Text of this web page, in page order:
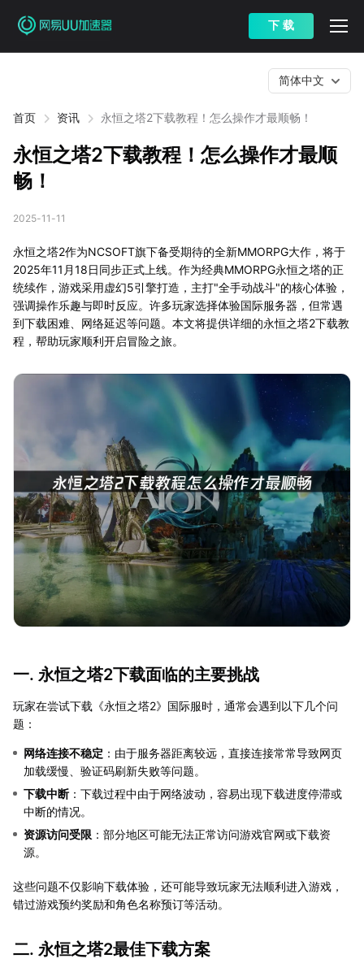
下 载
首页 资讯 永恒之塔2下载教程！怎么操作才最顺畅！
简体中文
永恒之塔2下载教程！怎么操作才最顺
畅！
2025-11-11
永恒之塔2作为NCSOFT旗下备受期待的全新MMORPG大作，将于
2025年11月18日同步正式上线。作为经典MMORPG永恒之塔的正
统续作，游戏采用虚幻5引擎打造，主打"全手动战斗"的核心体验，
强调操作乐趣与即时反应。许多玩家选择体验国际服务器，但常遇
到下载困难、网络延迟等问题。本文将提供详细的永恒之塔2下载教
程，帮助玩家顺利开启冒险之旅。
一. 永恒之塔2下载面临的主要挑战
玩家在尝试下载《永恒之塔2》国际服时，通常会遇到以下几个问
题：
网络连接不稳定 ：由于服务器距离较远，直接连接常常导致网页
加载缓慢、验证码刷新失败等问题。
下载中断 ：下载过程中由于网络波动，容易出现下载进度停滞或
中断的情况。
资源访问受限 ：部分地区可能无法正常访问游戏官网或下载资
源。
这些问题不仅影响下载体验，还可能导致玩家无法顺利进入游戏，
错过游戏预约奖励和角色名称预订等活动。
二. 永恒之塔2最佳下载方案